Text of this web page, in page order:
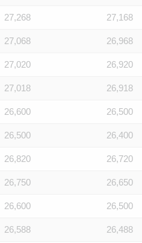
27,268 27,168
27,068 26,968
27,020 26,920
27,018 26,918
26,600 26,500
26,500 26,400
26,820 26,720
26,750 26,650
26,600 26,500
26,588 26,488